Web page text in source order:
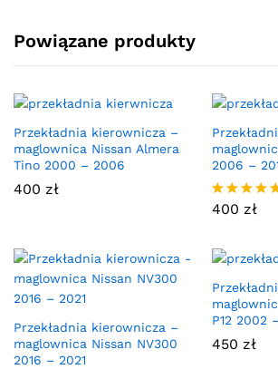
Powiązane produkty
Przekładnia kierownicza –
maglownica Nissan Almera
Tino 2000 – 2006
400 zł
2006 –
Oceniono
400 zł
Przekładnia kierownicza –
maglownica Nissan NV300
2016 – 2021
P12 2002
450 zł